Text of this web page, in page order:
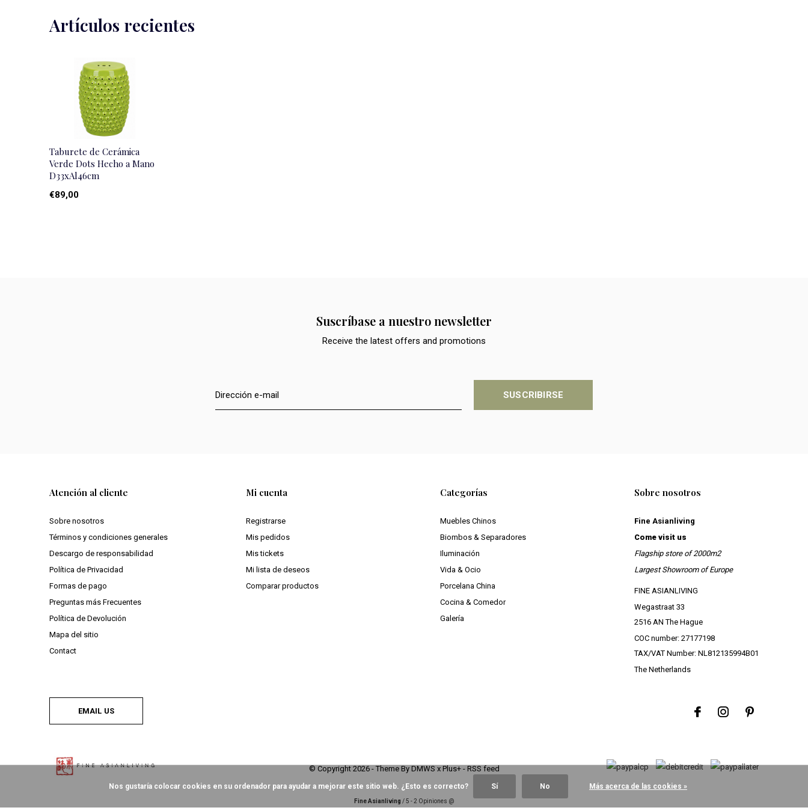
Artículos recientes
Taburete de Cerámica
Verde Dots Hecho a Mano
D33xAl46cm
€89,00
Suscríbase a nuestro newsletter
Receive the latest offers and promotions
SUSCRIBIRSE
Atención al cliente
Sobre nosotros
Términos y condiciones generales
Descargo de responsabilidad
Política de Privacidad
Formas de pago
Preguntas más Frecuentes
Política de Devolución
Mapa del sitio
Contact
Mi cuenta
Registrarse
Mis pedidos
Mis tickets
Mi lista de deseos
Comparar productos
Categorías
Muebles Chinos
Biombos & Separadores
Iluminación
Vida & Ocio
Porcelana China
Cocina & Comedor
Galería
Sobre nosotros
Fine Asianliving
Come visit us
Flagship store of 2000m2
Largest Showroom of Europe
FINE ASIANLIVING
Wegastraat 33
2516 AN The Hague
COC number: 27177198
TAX/VAT Number: NL812135994B01
The Netherlands
EMAIL US
© Copyright 2026- Theme By DMWS x Plus+- RSS feed
Fine Asianliving /5 -2 Opiniones @
Nos gustaría colocar cookies en su ordenador para ayudar a mejorar este sitio web. ¿Esto es correcto? Sí No Más acerca de las cookies »